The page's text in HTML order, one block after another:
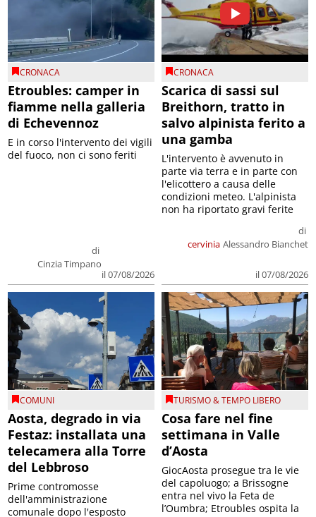
CRONACA
Etroubles: camper in
fiamme nella galleria
di Echevennoz
di
Cinzia Timpano
il 07/08/2026
E in corso l'intervento dei vigili
del fuoco, non ci sono feriti
CRONACA
Scarica di sassi sul
Breithorn, tratto in
salvo alpinista ferito a
una gamba
cervinia
di
Alessandro Bianchet
il 07/08/2026
L'intervento è avvenuto in
parte via terra e in parte con
l'elicottero a causa delle
condizioni meteo. L'alpinista
non ha riportato gravi ferite
COMUNI
Aosta, degrado in via
Festaz: installata una
telecamera alla Torre
del Lebbroso
Prime contromosse
dell'amministrazione
comunale dopo l'esposto
TURISMO & TEMPO LIBERO
Cosa fare nel fine
settimana in Valle
d’Aosta
GiocAosta prosegue tra le vie
del capoluogo; a Brissogne
entra nel vivo la Feta de
l’Oumbra; Etroubles ospita la